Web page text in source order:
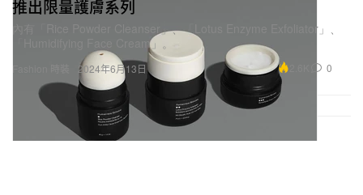
推出限量護膚系列
內有「Rice Powder Cleanser」、「Lotus Enzyme Exfoliator」、
「Humidifying Face Cream」。
2024年6月13日 0